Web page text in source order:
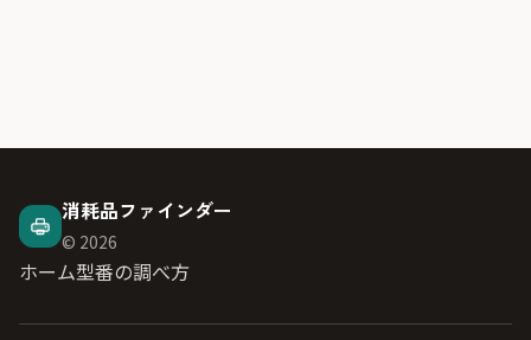
消耗品ファインダー
© 2026
ホーム型番の調べ方